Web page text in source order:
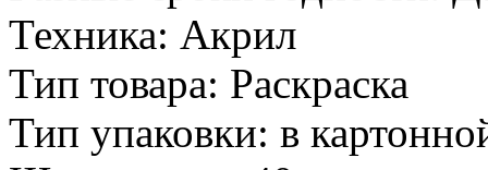
Техника: Акрил
Тип товара: Раскраска
Тип упаковки: в